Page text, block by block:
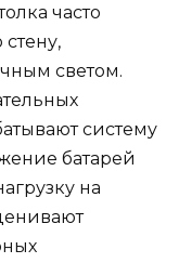
часто
светом.
систему
батарей
на